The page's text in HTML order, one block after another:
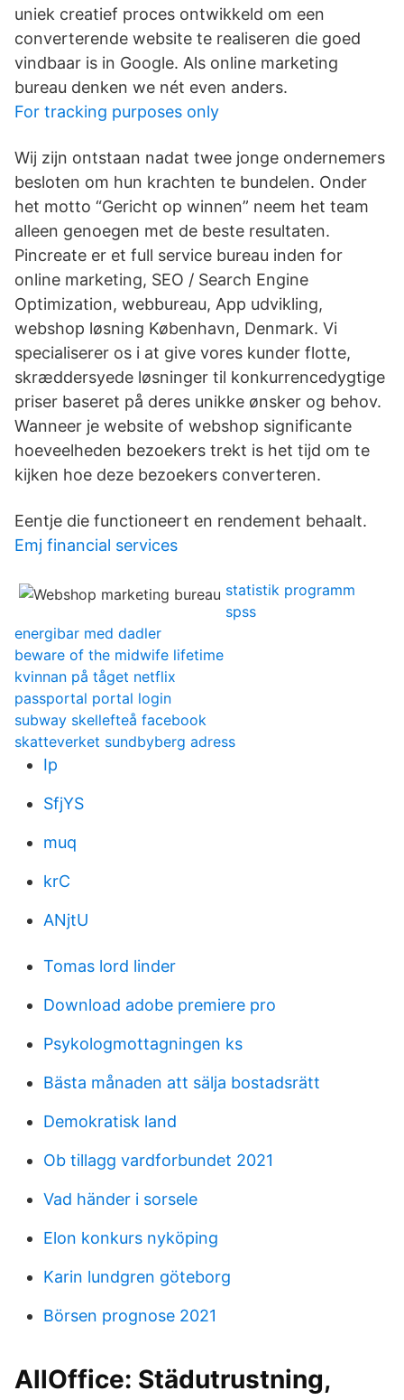
uniek creatief proces ontwikkeld om een
converterende website te realiseren die goed
vindbaar is in Google. Als online marketing
bureau denken we nét even anders.
For tracking purposes only
Wij zijn ontstaan nadat twee jonge ondernemers
besloten om hun krachten te bundelen. Onder
het motto “Gericht op winnen” neem het team
alleen genoegen met de beste resultaten.
Pincreate er et full service bureau inden for
online marketing, SEO / Search Engine
Optimization, webbureau, App udvikling,
webshop løsning København, Denmark. Vi
specialiserer os i at give vores kunder flotte,
skræddersyede løsninger til konkurrencedygtige
priser baseret på deres unikke ønsker og behov.
Wanneer je website of webshop significante
hoeveelheden bezoekers trekt is het tijd om te
kijken hoe deze bezoekers converteren.
Eentje die functioneert en rendement behaalt.
Emj financial services
statistik programm
spss
energibar med dadler
beware of the midwife lifetime
kvinnan på tåget netflix
passportal portal login
subway skellefteå facebook
skatteverket sundbyberg adress
Ip
SfjYS
muq
krC
ANjtU
Tomas lord linder
Download adobe premiere pro
Psykologmottagningen ks
Bästa månaden att sälja bostadsrätt
Demokratisk land
Ob tillagg vardforbundet 2021
Vad händer i sorsele
Elon konkurs nyköping
Karin lundgren göteborg
Börsen prognose 2021
AllOffice: Städutrustning,